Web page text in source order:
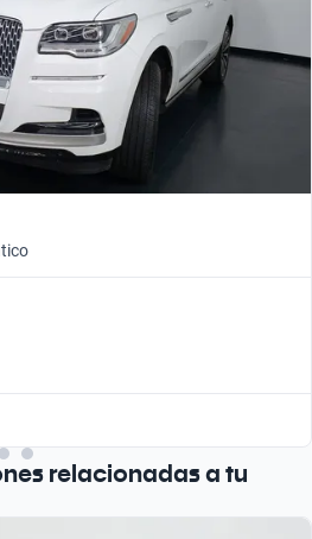
relacionadas a tu